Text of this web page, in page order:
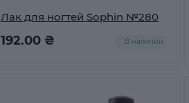
Лак для ногтей Sophin №280
192.00 ₴ В наличии